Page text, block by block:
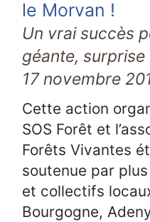
le Morvan !
Un vrai succès
géante,
17 novembre
Cette action
SOS Forêt et
Forêts Vivantes
soutenue par
et collectifs
Bourgogne,